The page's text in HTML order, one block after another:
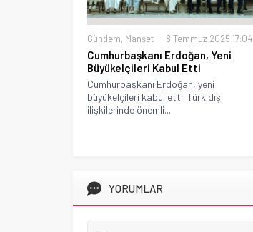
Gündem, Manşet 8 Temmuz 2025 17:04
Cumhurbaşkanı Erdoğan, Yeni
Büyükelçileri Kabul Etti
Cumhurbaşkanı Erdoğan, yeni
büyükelçileri kabul etti. Türk dış
ilişkilerinde önemli...
YORUMLAR